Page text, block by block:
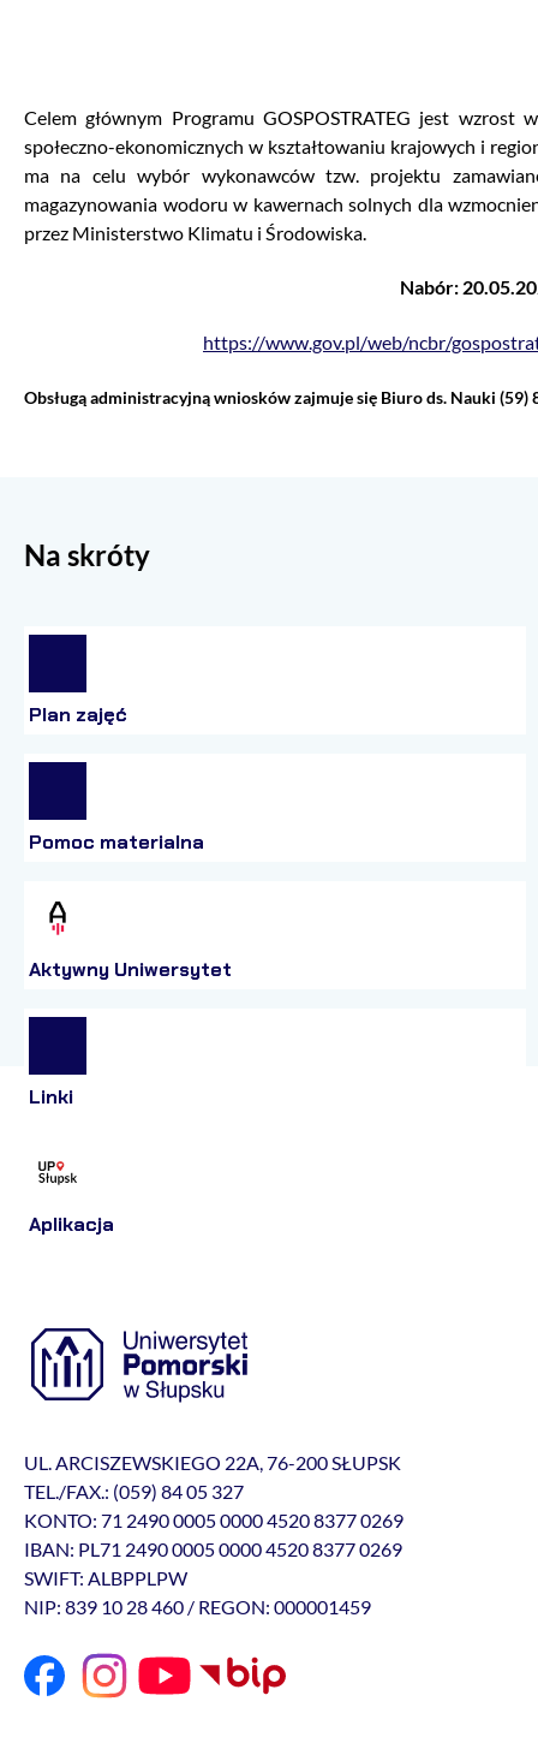
Celem głównym Programu GOSPOSTRATEG jest
społeczno-ekonomicznych w kształtowaniu krajowych i
ma na celu wybór wykonawców tzw. projektu
magazynowania wodoru w kawernach solnych dla
przez Ministerstwo Klimatu i Środowiska.
Nabór:
https://www.gov.pl/web/ncbr/
Obsługą administracyjną wniosków zajmuje się Biuro ds. Nauki (59)
Na skróty
Plan zajęć
Pomoc materialna
Aktywny Uniwersytet
Linki
Aplikacja
UL. ARCISZEWSKIEGO 22A, 76-200 SŁUPSK
TEL./FAX.: (059) 84 05 327
KONTO: 71 2490 0005 0000 4520 8377 0269
IBAN: PL71 2490 0005 0000 4520 8377 0269
SWIFT: ALBPPLPW
NIP: 839 10 28 460 / REGON: 000001459